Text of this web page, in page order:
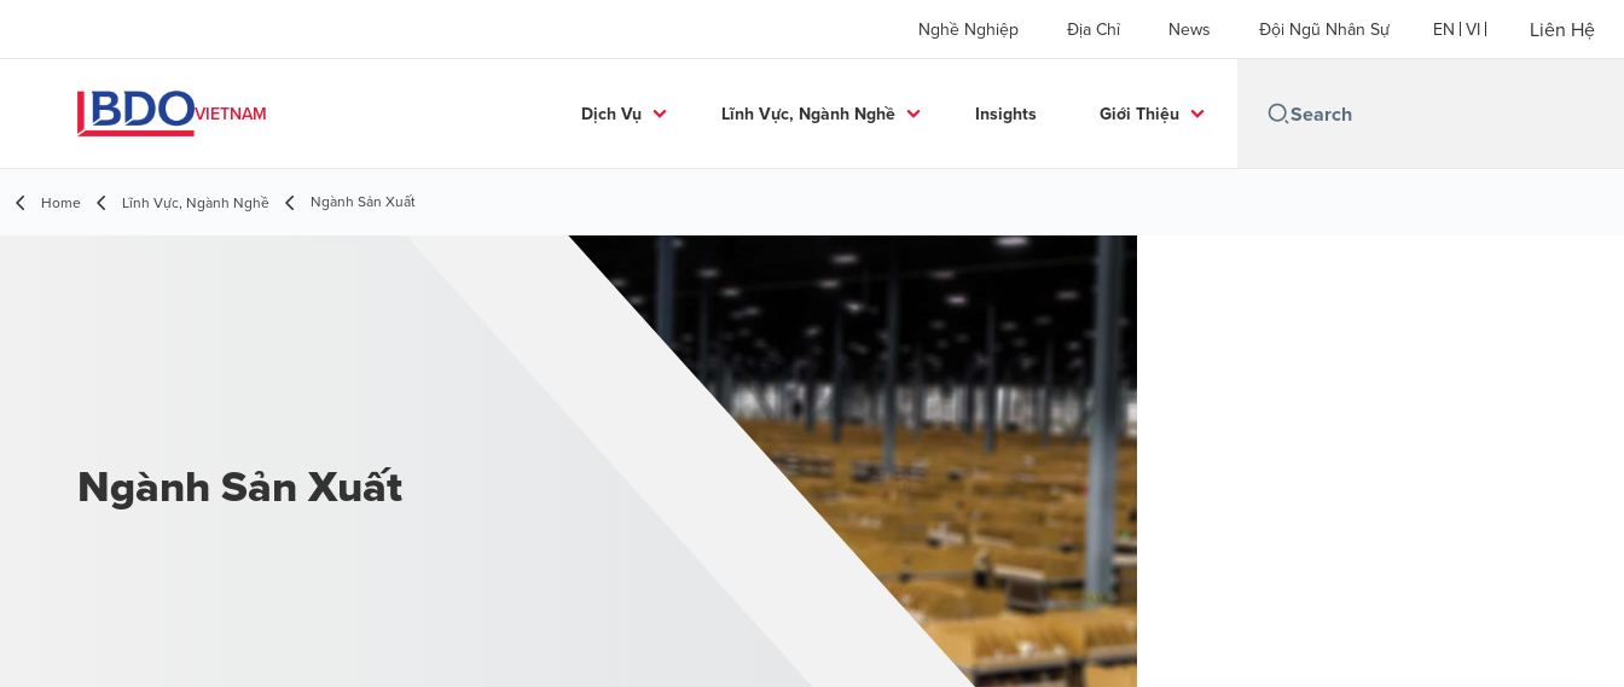
Nghề Nghiệp Địa Chỉ News Đội Ngũ Nhân Sự EN VI Liên Hệ
VIETNAM Dịch Vụ Lĩnh Vực, Ngành Nghề Insights Giới Thiệu
Home Lĩnh Vực, Ngành Nghề Ngành Sản Xuất
Ngành Sản Xuất